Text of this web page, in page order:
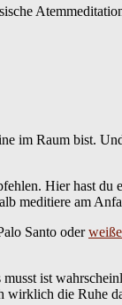
im Raum bist.
Hier hast
meditiere am
Santo oder
ist
wirklich die Ruhe